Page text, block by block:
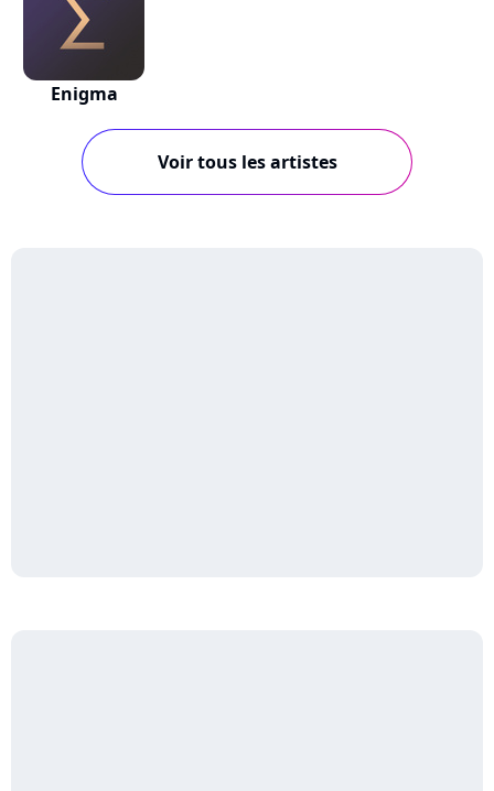
Enigma
Voir tous les artistes